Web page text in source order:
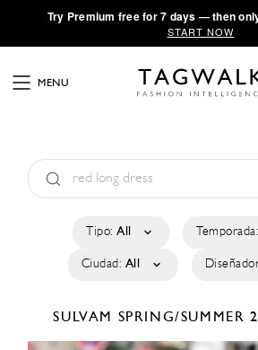
·Try Premium free for 7 days — then
START NOW
MENU
Tipo: All Temporada:
Ciudad: All
SULVAM SPRING/SUMMER